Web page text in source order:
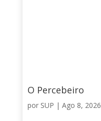
O Percebeiro
por SUP | Ago 8, 2026